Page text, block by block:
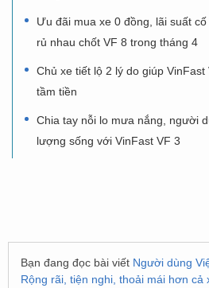
Ưu đãi mua xe 0 đồng, lãi suất
rủ nhau chốt VF 8 trong tháng 4
Chủ xe tiết lộ 2 lý do giúp VinFast
tầm tiền
Chia tay nỗi lo mưa nắng, người
lượng sống với VinFast VF 3
Bạn đang đọc bài viết Người dùng
Rộng rãi, tiện nghi, thoải mái hơn cả